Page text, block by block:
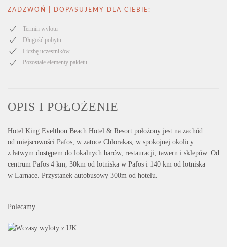
ZADZWOŃ | DOPASUJEMY DLA CIEBIE:
Termin wylotu
Długość pobytu
Liczbę uczestników
Pozostałe elementy pakietu
OPIS I POŁOŻENIE
Hotel King Evelthon Beach Hotel & Resort położony jest na zachód
od miejscowości Pafos , w zatoce Chlorakas , w spokojnej okolicy
z łatwym dostępem do lokalnych barów, restauracji, tawern i sklepów. Od
centrum Pafos 4 km, 30km od lotniska w Pafos i 140 km od lotniska
w Larnace . Przystanek autobusowy 300m od hotelu.
Polecamy